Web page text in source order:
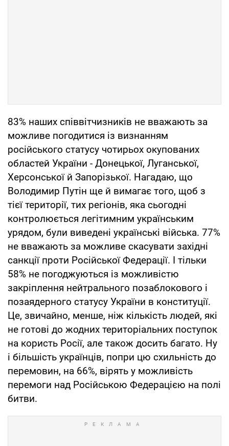
83% наших співвітчизників не вважають за
можливе погодитися із визнанням
російського статусу чотирьох окупованих
областей України - Донецької, Луганської,
Херсонської й Запорізької. Нагадаю, що
Володимир Путін ще й вимагає того, щоб з
тієї території, тих регіонів, яка сьогодні
контролюється легітимним українським
урядом, були виведені українські війська. 77%
не вважають за можливе скасувати західні
санкції проти Російської Федерації. І тільки
58% не погоджуються із можливістю
закріплення нейтрального позаблокового і
позаядерного статусу України в конституції.
Це, звичайно, менше, ніж кількість людей, які
не готові до жодних територіальних поступок
на користь Росії, але також досить багато. Ну
і більшість українців, попри цю схильність до
перемовин, на 66%, вірять у можливість
перемоги над Російською Федерацією на полі
битви.